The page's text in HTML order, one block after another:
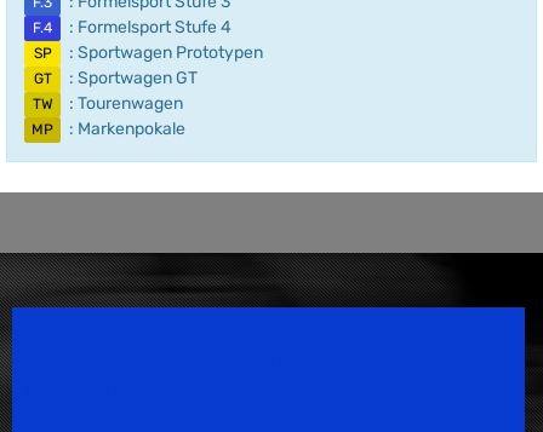
F.4 : Formelsport Stufe 4
SP : Sportwagen Prototypen
GT : Sportwagen GT
TW : Tourenwagen
MP : Markenpokale